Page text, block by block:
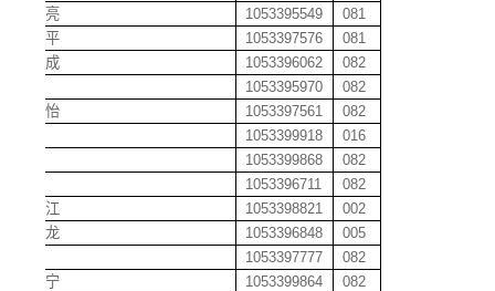
何则亮
1053395549
081
何樟平
1053397576
081
何侃成
1053396062
082
1053395970
082
何婧怡
1053397561
082
1053399918
016
1053399868
082
1053396711
082
贺丽江
1053398821
002
贺林龙
1053396848
005
1053397777
082
贺美宁
1053399864
082